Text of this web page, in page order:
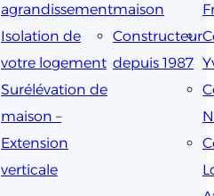
agrandissement
Isolation de
votre logement
Surélévation de
maison –
Extension
verticale
maison
Constructeur
depuis 1987